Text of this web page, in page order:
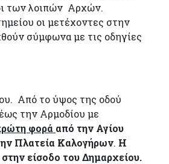
των λοιπών Αρχών.
οι μετέχοντες στην
σύμφωνα με τις οδηγίες
Από το ύψος της οδού
την Αρμοδίου με
φορά από την Αγίου
Πλατεία Καλογήρων. Η
είσοδο του Δημαρχείου.